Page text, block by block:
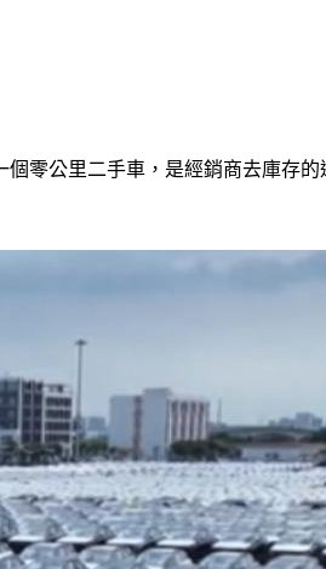
零公里二手車，是經銷商去庫存的